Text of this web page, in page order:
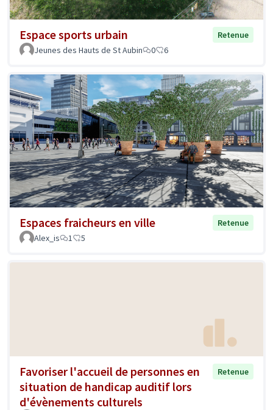
Espace sports urbain
Retenue
Jeunes des Hauts de St Aubin
0 6
Espaces fraicheurs en ville
Retenue
Alex_is
1 5
Favoriser l'accueil de personnes en
situation de handicap auditif lors
d'évènements culturels
Retenue